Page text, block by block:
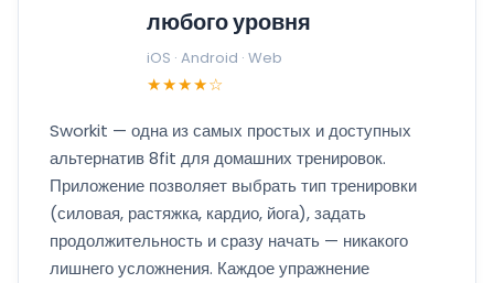
любого уровня
iOS · Android · Web
★★★★☆
Sworkit — одна из самых простых и доступных
альтернатив 8fit для домашних тренировок.
Приложение позволяет выбрать тип тренировки
(силовая, растяжка, кардио, йога), задать
продолжительность и сразу начать — никакого
лишнего усложнения. Каждое упражнение